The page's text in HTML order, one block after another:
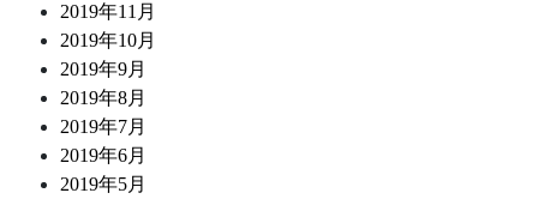
2019年11月
2019年10月
2019年9月
2019年8月
2019年7月
2019年6月
2019年5月